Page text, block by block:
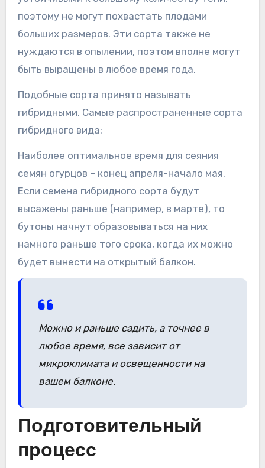
поэтому не могут похвастать плодами
больших размеров. Эти сорта также не
нуждаются в опылении, поэтом вполне могут
быть выращены в любое время года.
Подобные сорта принято называть
гибридными. Самые распространенные сорта
гибридного вида:
Наиболее оптимальное время для сеяния
семян огурцов – конец апреля-начало мая.
Если семена гибридного сорта будут
высажены раньше (например, в марте), то
бутоны начнут образовываться на них
намного раньше того срока, когда их можно
будет вынести на открытый балкон.
Можно и раньше садить, а точнее в
любое время, все зависит от
микроклимата и освещенности на
вашем балконе.
Подготовительный
процесс